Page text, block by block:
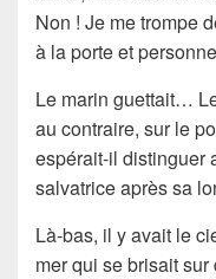
Non ! Je me trompe
à la porte et
Le marin guettait…
au contraire, sur le
espérait-il distinguer
salvatrice après sa
Là-bas, il y avait le
mer qui se brisait